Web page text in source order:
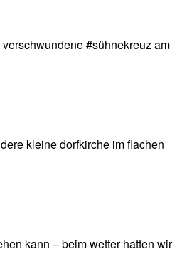
#sühnekreuz am
kleine dorfkirche im flachen
kann – beim wetter hatten wir